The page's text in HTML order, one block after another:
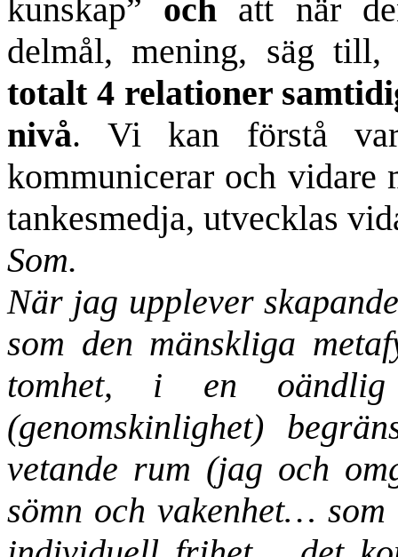
kunskap” och att när
delmål, mening, säg
totalt 4 relationer
nivå. Vi kan förstå
kommunicerar och vidare
tankesmedja, utvecklas
Som.
När jag upplever
som den mänskliga
tomhet, i en
(genomskinlighet)
vetande rum (jag och
sömn och vakenhet… som